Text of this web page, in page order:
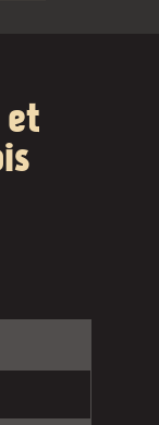
et